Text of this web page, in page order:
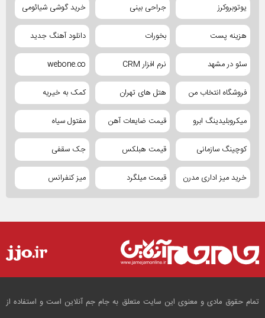
یوتوبروکرز جراحی بینی خرید گوشی شیائومی
هزینه پست بخورات دانلود آهنگ جدید
سئو در مشهد نرم افزار CRM webone.co
فروشگاه انتخاب من هتل های تهران کمک به خیریه
میکروبلیدینگ ابرو قیمت ضایعات آهن مفتول سیاه
کوچینگ سازمانی قیمت هبلکس جک سقفی
خرید میز اداری مدرن قیمت میلگرد میز کنفرانس
تمام حقوق مادی و معنوی این سایت متعلق به جام جم آنلاین است و استفاده از